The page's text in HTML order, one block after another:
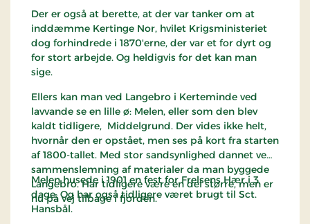
Der er også at berette, at der var tanker om at
inddæmme Kertinge Nor, hvilet Krigsministeriet
dog forhindrede i 1870'erne, der var et for dyrt og
for stort arbejde. Og heldigvis for det kan man
sige.
Ellers kan man ved Langebro i Kerteminde ved
lavvande se en lille ø: Melen, eller som den blev
kaldt tidligere, Middelgrund. Der vides ikke helt,
hvornår den er opstået, men ses på kort fra starten
af 1800-tallet. Med stor sandsynlighed dannet ved
sammenslemning af materialer da man byggede
Langebro. Har tidligere være en del større, men er
nu på vej tilbage i fjorden.
Melen husede i 1901 en fest for Frelsens Hær i 3
dage. Og har også tidligere været brugt til Sct.
Hansbål.